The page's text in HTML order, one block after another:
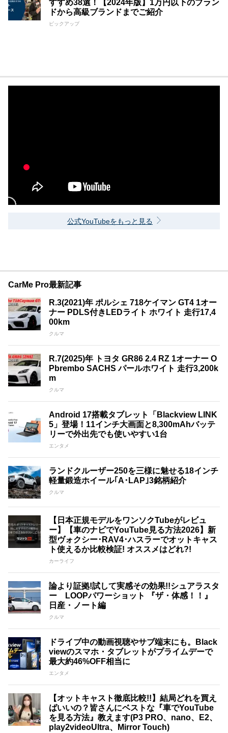
すすめ38選！【2024年版】1万円以下のブラン
ドから高級ブランドまでご紹介
ピックアップ
公式YouTubeをもっと見る
CarMe Pro最新記事
R.3(2021)年 ポルシェ 718ケイマン GT4 1オー
ナー PDLS付きLEDライト ホワイト 走行17,4
00km
クルマ
R.7(2025)年 トヨタ GR86 2.4 RZ 1オーナー O
Pbrembo SACHS パールホワイト 走行3,200k
m
クルマ
Android 17搭載タブレット「Blackview LINK
5」登場！11インチ大画面と8,300mAhバッテ
リーで外出先でも使いやすい1台
エンタメ
ランドクルーザー250を三様に魅せる18インチ
軽量鍛造ホイール｢A･LAP｣3銘柄紹介
クルマ
【日本正規モデルをワンソクTubeがレビュ
ー】【車のナビでYouTube見る方法2026】新
型ヴォクシー･RAV4･ハスラーでオットキャス
ト使えるか比較検証! オススメはどれ?!
カーライフ
論より証拠!試して実感その効果!!シュアラスタ
ー LOOPパワーショット 『ザ・体感！！』
日産・ノート編
クルマ
ドライブ中の動画視聴やサブ端末にも。Black
viewのスマホ・タブレットがプライムデーで
最大約46%OFF相当に
エンタメ
【オットキャスト徹底比較!!】結局どれを買え
ばいいの？皆さんにベストな『車でYouTube
を見る方法』教えます(P3 PRO、nano、E2、
play2videoUltra、Mirror Touch)